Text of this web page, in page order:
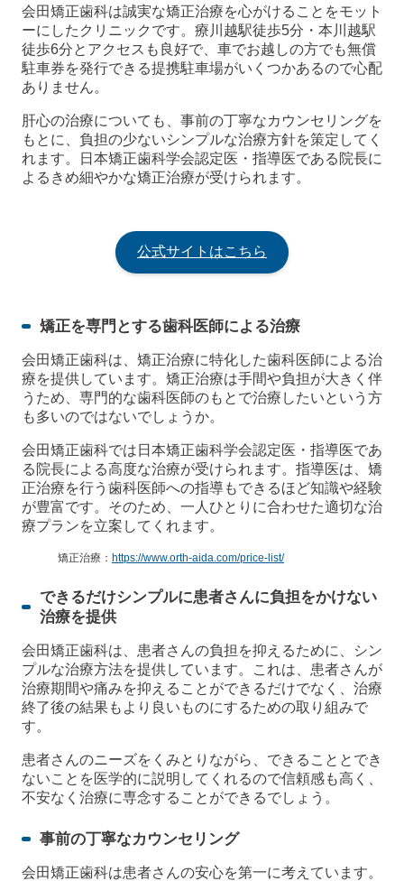
会田矯正歯科は誠実な矯正治療を心がけることをモット
ーにしたクリニックです。療川越駅徒歩5分・本川越駅
徒歩6分とアクセスも良好で、車でお越しの方でも無償
駐車券を発行できる提携駐車場がいくつかあるので心配
ありません。
肝心の治療についても、事前の丁寧なカウンセリングを
もとに、負担の少ないシンプルな治療方針を策定してく
れます。日本矯正歯科学会認定医・指導医である院長に
よるきめ細やかな矯正治療が受けられます。
公式サイトはこちら
矯正を専門とする歯科医師による治療
会田矯正歯科は、矯正治療に特化した歯科医師による治
療を提供しています。矯正治療は手間や負担が大きく伴
うため、専門的な歯科医師のもとで治療したいという方
も多いのではないでしょうか。
会田矯正歯科では日本矯正歯科学会認定医・指導医であ
る院長による高度な治療が受けられます。指導医は、矯
正治療を行う歯科医師への指導もできるほど知識や経験
が豊富です。そのため、一人ひとりに合わせた適切な治
療プランを立案してくれます。
矯正治療： https://www.orth-aida.com/price-list/
できるだけシンプルに患者さんに負担をかけない
治療を提供
会田矯正歯科は、患者さんの負担を抑えるために、シン
プルな治療方法を提供しています。これは、患者さんが
治療期間や痛みを抑えることができるだけでなく、治療
終了後の結果もより良いものにするための取り組みで
す。
患者さんのニーズをくみとりながら、できることとでき
ないことを医学的に説明してくれるので信頼感も高く、
不安なく治療に専念することができるでしょう。
事前の丁寧なカウンセリング
会田矯正歯科は患者さんの安心を第一に考えています。